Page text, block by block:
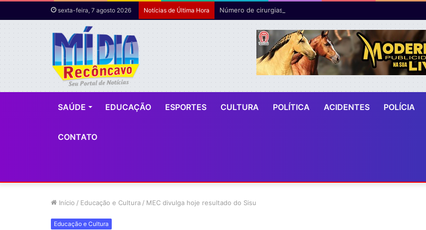
sexta-feira, 7 agosto 2026 Notícias de Última Hora
SAÚDE EDUCAÇÃO ESPORTES CULTURA POLÍTICA ACIDENTES POLÍCIA
CONTATO
Início / Educação e Cultura / MEC divulga hoje resultado do Sisu
Educação e Cultura